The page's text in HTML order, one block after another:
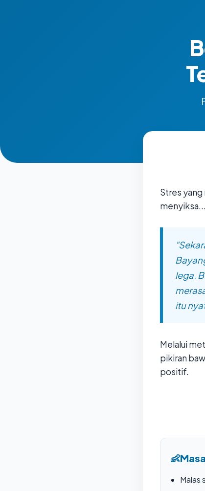
Stres yang
lega.
itu
Melalui
pikiran
positif.
👶
Malas